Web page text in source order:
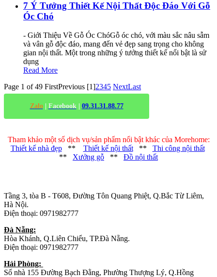
7 Ý Tưởng Thiết Kế Nội Thất Độc Đáo Với Gỗ
Óc Chó
- Giới Thiệu Về Gỗ Óc ChóGỗ óc chó, với màu sắc nâu sẫm
và vân gỗ độc đáo, mang đến vẻ đẹp sang trọng cho không
gian nội thất. Một trong những ý tưởng thiết kế nổi bật là sử
dụng
Read More
Page 1 of 49 FirstPrevious [1]2345 NextLast
Zalo| Facebook 09.31.31.88.77
Tham khảo một số dịch vụ/sản phẩm nổi bật khác của Morehome:
Thiết kế nhà đẹp** Thiết kế nội thất** Thi công nội thất
** Xưởng gỗ ** Đồ nội thất
Tầng 3, tòa B - T608, Đường Tôn Quang Phiệt, Q.Bắc Từ Liêm,
Hà Nội.
Điện thoại: 0971982777
Đà Nẵng:
Hòa Khánh, Q.Liên Chiểu, TP.Đà Nẵng.
Điện thoại: 0971982777
Hải Phòng:
Số nhà 155 Đường Bạch Đằng, Phường Thượng Lý, Q.Hồng